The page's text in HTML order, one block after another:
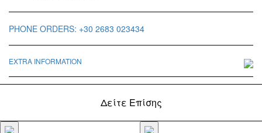
PHONE ORDERS: +30 2683 023434
EXTRA INFORMATION
Δείτε Επίσης